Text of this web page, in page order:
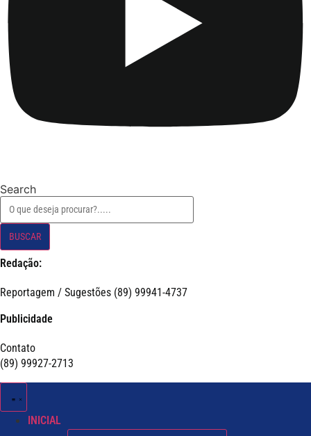
Search
BUSCAR
Redação:
Reportagem / Sugestões (89) 99941-4737
Publicidade
Contato
(89) 99927-2713
INICIAL